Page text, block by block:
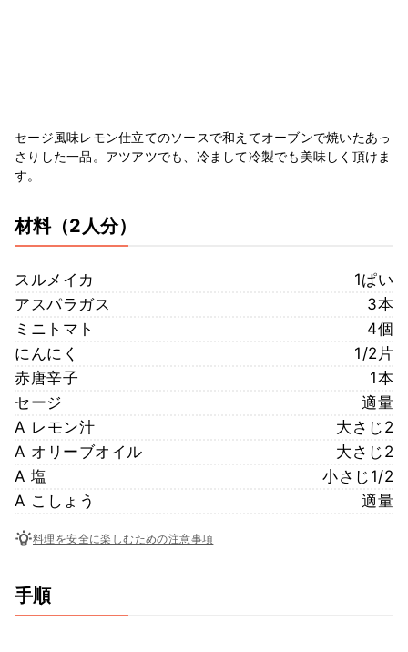
セージ風味レモン仕立てのソースで和えてオーブンで焼いたあっ
さりした一品。アツアツでも、冷まして冷製でも美味しく頂けま
す。
材料（2人分）
スルメイカ
1ぱい
アスパラガス
3本
ミニトマト
4個
にんにく
1/2片
赤唐辛子
1本
セージ
適量
A レモン汁
大さじ2
A オリーブオイル
大さじ2
A 塩
小さじ1/2
A こしょう
適量
料理を安全に楽しむための注意事項
手順